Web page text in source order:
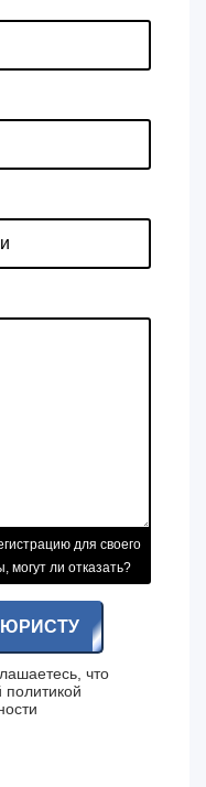
для своего
могут ли отказать?
что
политикой